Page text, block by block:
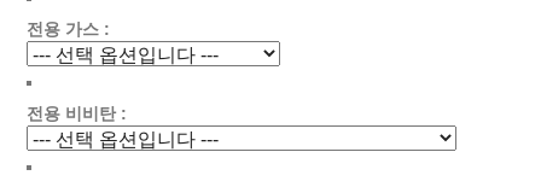
전용 가스 :
전용 비비탄 :